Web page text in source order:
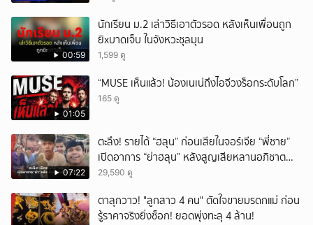
00:59
นักเรียน ม.2 เล่าวิธีเอาตัวรอด หลังเห็นเพื่อนถูก
ยิxบาดเจ็บ ในจังหวะชุลมุน
1,599 ดู
01:05
“MUSE เห็นแล้ว! น้องเนเน่ถึงไอจีวงร็อกระดับโลก”
165 ดู
07:22
ตะลึง! รายได้ “ฮลุน” ก่อนเสียในจอร์เจีย “พี่ชาย”
เปิดอาการ “ย่าฮลุน” หลังสูญเสียหลานอภิชาต
บุตร!
29,590 ดู
ตาลุกวาว! "ลูกสาว 4 คน" ตัดใจขายมรดกแม่ ก่อน
รู้ราคาจริงยิ่งช็อก! ยอดพุ่งทะลุ 4 ล้าน!